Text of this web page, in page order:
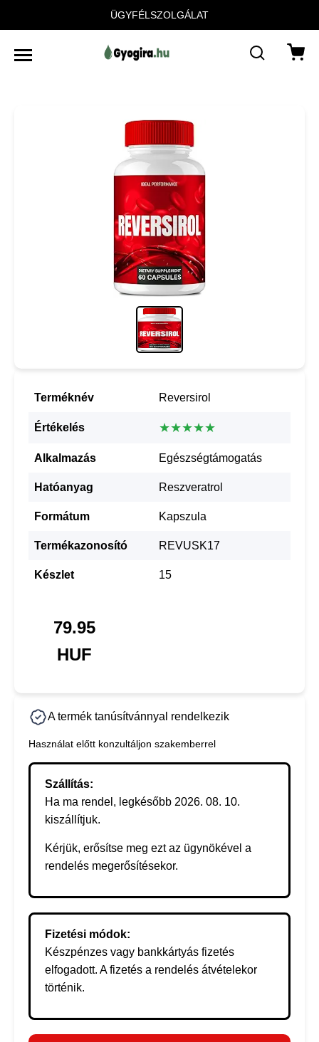
ÜGYFÉLSZOLGÁLAT
Terméknév Reversirol
Értékelés ★★★★★
Alkalmazás Egészségtámogatás
Hatóanyag Reszveratrol
Formátum Kapszula
Termékazonosító REVUSK17
Készlet 15
79.95
HUF
A termék tanúsítvánnyal rendelkezik
Használat előtt konzultáljon szakemberrel
Szállítás:
Ha ma rendel, legkésőbb 2026. 08. 10.
kiszállítjuk.
Kérjük, erősítse meg ezt az ügynökével a
rendelés megerősítésekor.
Fizetési módok:
Készpénzes vagy bankkártyás fizetés
elfogadott. A fizetés a rendelés átvételekor
történik.